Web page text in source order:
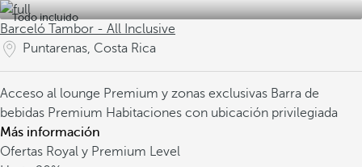
Todo incluido
Barceló Tambor - All Inclusive
Puntarenas, Costa Rica
Acceso al lounge Premium y zonas exclusivas Barra de
bebidas Premium Habitaciones con ubicación privilegiada
Más información
Ofertas Royal y Premium Level